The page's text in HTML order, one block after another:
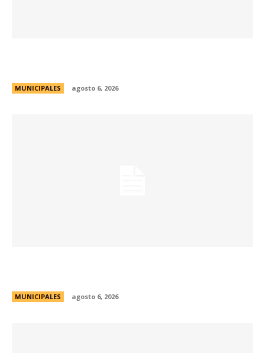
MUNICIPALES agosto 6, 2026
MUNICIPALES agosto 6, 2026